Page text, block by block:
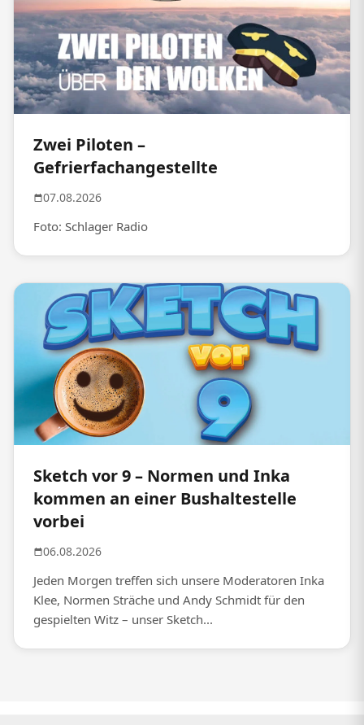
Zwei Piloten –
Gefrierfachangestellte
07.08.2026
Foto: Schlager Radio
Sketch vor 9 – Normen und Inka
kommen an einer Bushaltestelle
vorbei
06.08.2026
Jeden Morgen treffen sich unsere Moderatoren Inka
Klee, Normen Sträche und Andy Schmidt für den
gespielten Witz – unser Sketch...